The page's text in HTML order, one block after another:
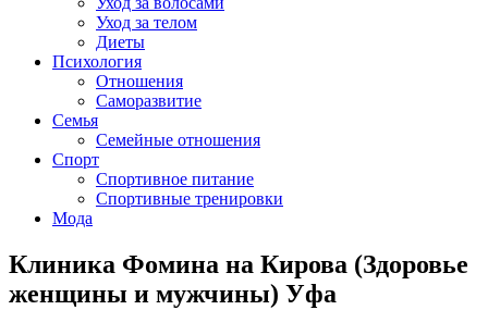
Уход за телом
Диеты
Психология
Отношения
Саморазвитие
Семья
Семейные отношения
Спорт
Спортивное питание
Спортивные тренировки
Мода
Клиника Фомина на Кирова (Здоровье
женщины и мужчины) Уфа